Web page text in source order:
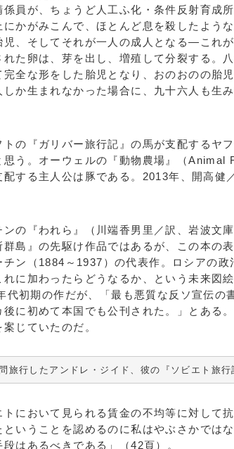
員が、ちょうど人工ふ化・条件反射育成
かがみこんで、ほとんど息を殺したよう
児、そしてそれが一人の成人となる―これ
れた卵は、芽を出し、増殖して分裂する。
完全な形をした胎児となり、おのおのの胎
しか生まれなかった場合に、九十六人も生
の『ガリバー旅行記』の馬が支配するヤ
思う。オーウェルの『動物農場』（Animal
する主人公は豚である。2013年、開高健
の『われら』（川端香男里／訳、岩波文
島』の先駆け作品ではあるが、この本の
チン（1884～1937）の代表作。ロシアの
に加わったらどうなるか、という未来図
代初期の作だが、「最も悪質な反ソ宣伝の
に初めて本国でも公刊された。」とある
じていたのだ。
旅行したアンドレ・ジイド、彼の『ソビエト旅
において見られる賃金の不均等に対して
いうことを認めるのに私はやぶさかでは
はあるべきである」（42頁）。